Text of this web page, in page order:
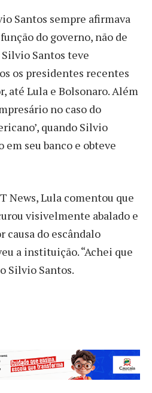
Santos sempre afirmava
do governo, não de
Santos teve
os presidentes recentes
até Lula e Bolsonaro. Além
no caso do
quando Silvio
em seu banco e obteve
News, Lula comentou que
visivelmente abalado e
causa do escândalo
a instituição. “Achei que
Silvio Santos.